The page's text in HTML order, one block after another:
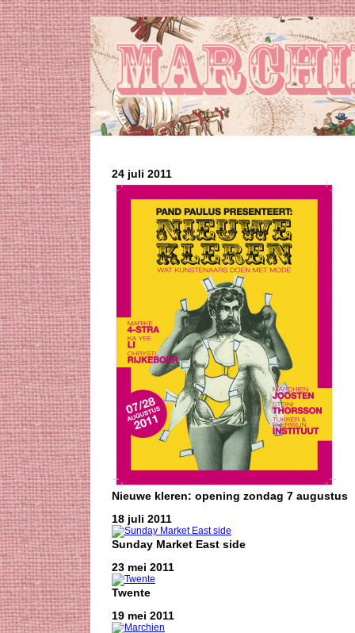
24 juli 2011
Nieuwe kleren: opening zondag 7 augustus
18 juli 2011
Sunday Market East side
23 mei 2011
Twente
19 mei 2011